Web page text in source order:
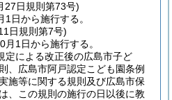
27日規則第73号)
日から施行する。
日規則第7号)
1日から施行する。
定による改正後の広島市子ど
、広島市阿戸認定こども園条例
施等に関する規則及び広島市保
、この規則の施行の日以後に教